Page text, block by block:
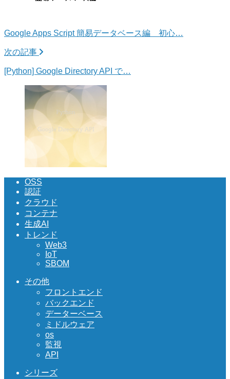
Google Apps Script 簡易データベース編 初心…
次の記事
[Python] Google Directory API で…
OSS
認証
クラウド
コンテナ
生成AI
トレンド
Web3
IoT
SBOM
その他
フロントエンド
バックエンド
データーベース
ミドルウェア
os
監視
API
シリーズ